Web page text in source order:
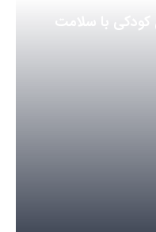
با سلامت